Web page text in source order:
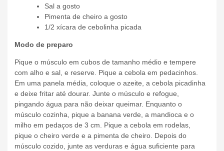
Sal a gosto
Pimenta de cheiro a gosto
1/2 xícara de cebolinha picada
Modo de preparo
Pique o músculo em cubos de tamanho médio e tempere
com alho e sal, e reserve. Pique a cebola em pedacinhos.
Em uma panela média, coloque o azeite, a cebola picadinha
e deixe fritar até dourar. Junte o músculo e refogue,
pingando água para não deixar queimar. Enquanto o
músculo cozinha, pique a banana verde, a mandioca e o
milho em pedaços de 3 cm. Pique a cebola em rodelas,
pique o cheiro verde e a pimenta de cheiro. Depois do
músculo cozido, junte as verduras e água suficiente para